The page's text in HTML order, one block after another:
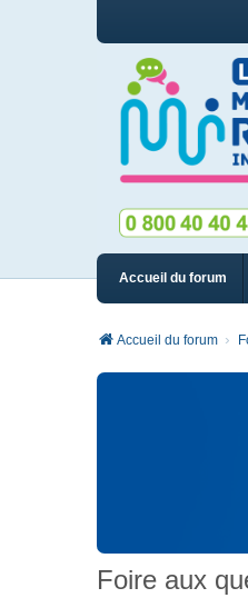
Accueil du forum
Accueil du forum
Foire aux